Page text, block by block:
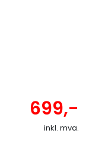
699,-
inkl. mva.